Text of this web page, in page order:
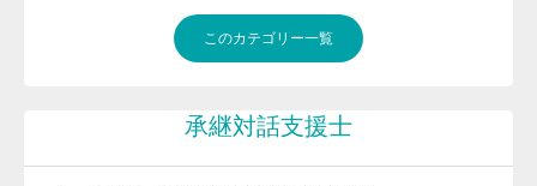
このカテゴリー一覧
承継対話支援士